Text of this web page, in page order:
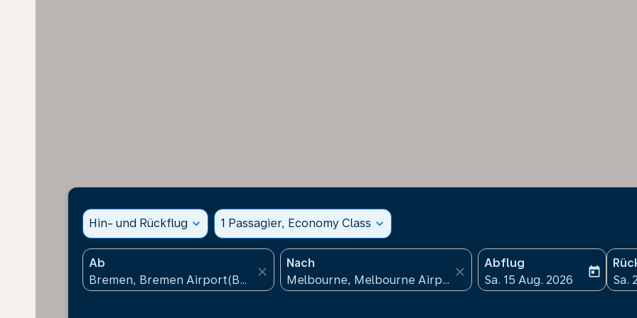
Hin- und Rückflug expand_more 1 Passagier, Economy Class expand_more
Ab
close
Nach
close
Abflug
fc-booking-departure-
Sa. 15 Aug. 2026
today
fc-
Sa.